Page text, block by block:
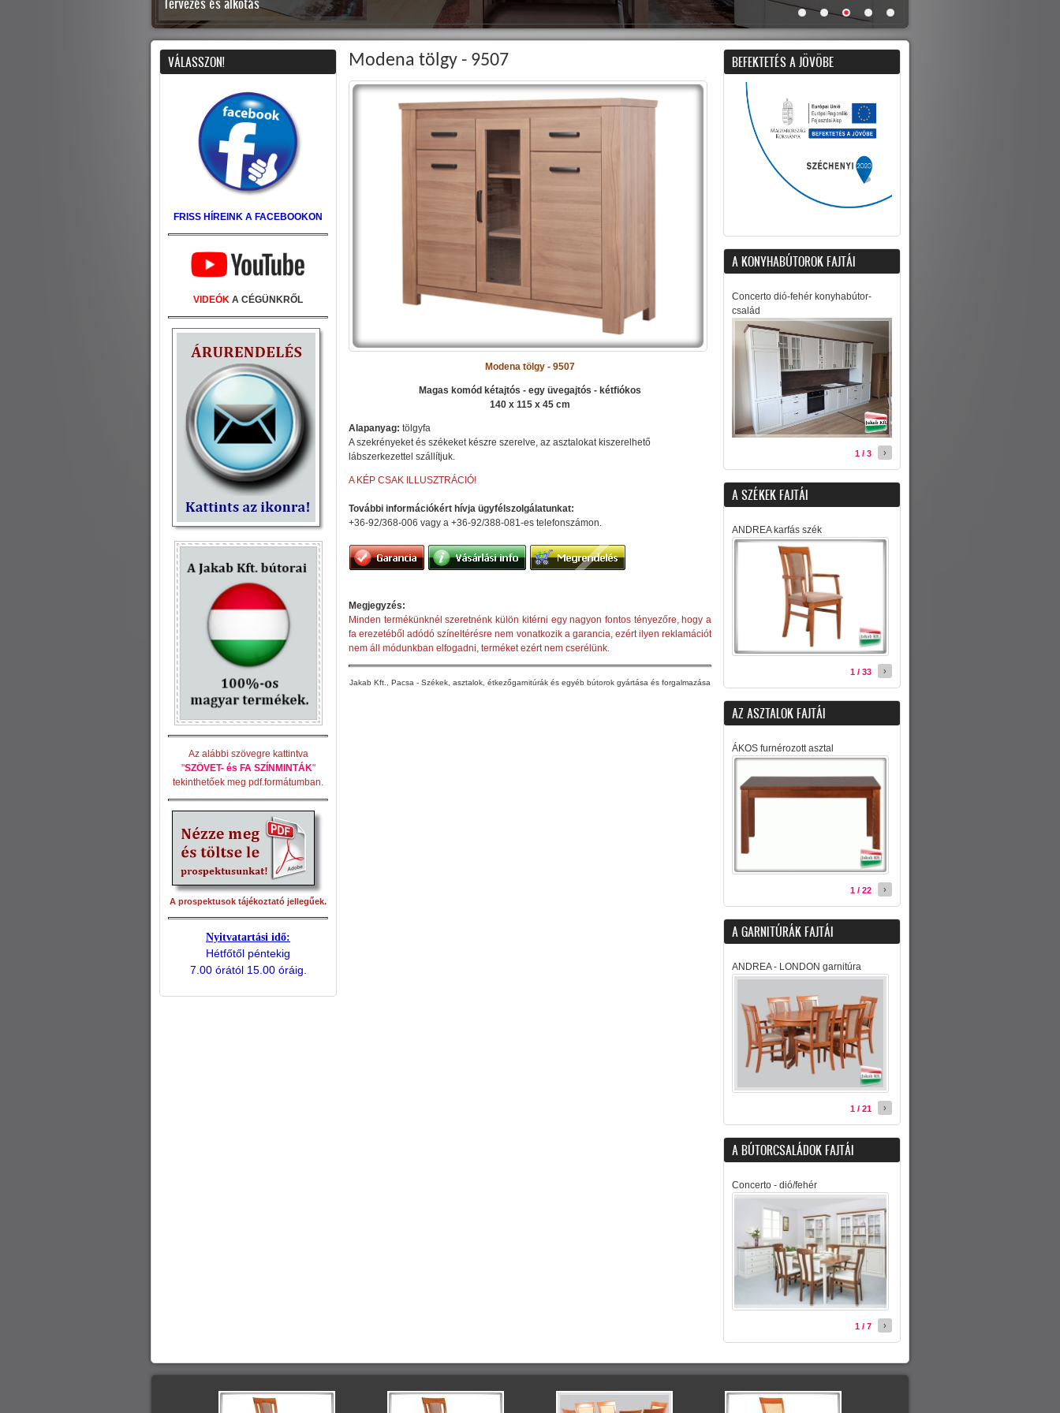
7
Modena tölgy - 9507
Modena tölgy - 9507
Magas komód kétajtós - egy üvegajtós - kétfiókos
140 x 115 x 45 cm
Alapanyag: tölgyfa
A szekrényeket és székeket készre szerelve, az asztalokat kiszerelhető
lábszerkezettel szállítjuk.
A KÉP CSAK ILLUSZTRÁCIÓ!
További információkért hívja ügyfélszolgálatunkat:
+36-92/368-006 vagy a +36-92/388-081-es telefonszámon.
Megjegyzés:
Minden termékünknél szeretnénk külön kitérni egy nagyon fontos tényezőre, hogy a
fa erezetéből adódó színeltérésre nem vonatkozik a garancia, ezért ilyen reklamációt
nem áll módunkban elfogadni, terméket ezért nem cserélünk.
Jakab Kft., Pacsa - Székek, asztalok, étkezőgarnitúrák és egyéb bútorok gyártása és forgalmazása
VÁLASSZON!
FRISS HÍREINK A FACEBOOKON
VIDEÓK A CÉGÜNKRŐL
Az alábbi szövegre kattintva
"SZÖVET- és FA SZÍNMINTÁK"
tekinthetőek meg pdf.formátumban.
A prospektusok tájékoztató jellegűek.
Nyitvatartási idő:
Hétfőtől péntekig
7.00 órától 15.00 óráig.
BEFEKTETÉS A JÖVÖBE
A KONYHABÚTOROK FAJTÁI
Concerto dió-fehér konyhabútor-
család
1 / 3 ›
A SZÉKEK FAJTÁI
ANDREA karfás szék
1 / 33 ›
AZ ASZTALOK FAJTÁI
ÁKOS furnérozott asztal
1 / 22 ›
A GARNITÚRÁK FAJTÁI
ANDREA - LONDON garnitúra
1 / 21 ›
A BÚTORCSALÁDOK FAJTÁI
Concerto - dió/fehér
1 / 7 ›